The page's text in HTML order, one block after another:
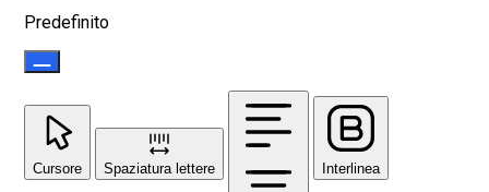
Predefinito
Cursore Spaziatura lettere Interlinea